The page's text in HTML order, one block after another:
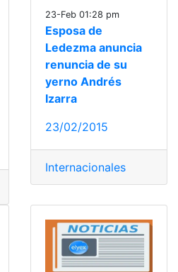
23-Feb 01:28 pm
Esposa de
Ledezma anuncia
renuncia de su
yerno Andrés
Izarra
23/02/2015
Internacionales